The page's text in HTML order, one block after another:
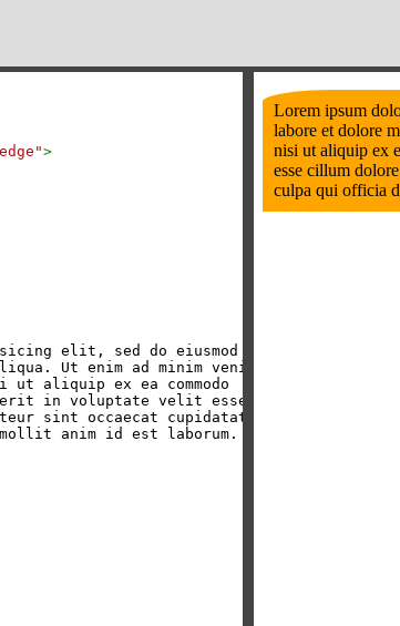
>
elit, sed do eiusmod
Ut enim ad minim veniam,
ut aliquip ex ea commodo
in voluptate velit esse
sint occaecat cupidatat non
anim id est laborum.